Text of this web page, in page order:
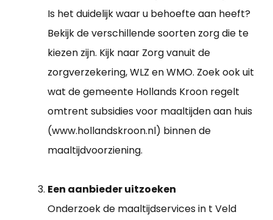
Is het duidelijk waar u behoefte aan heeft?
Bekijk de verschillende soorten zorg die te
kiezen zijn. Kijk naar Zorg vanuit de
zorgverzekering, WLZ en WMO. Zoek ook uit
wat de gemeente Hollands Kroon regelt
omtrent subsidies voor maaltijden aan huis
(www.hollandskroon.nl) binnen de
maaltijdvoorziening.
Een aanbieder uitzoeken
Onderzoek de maaltijdservices in t Veld